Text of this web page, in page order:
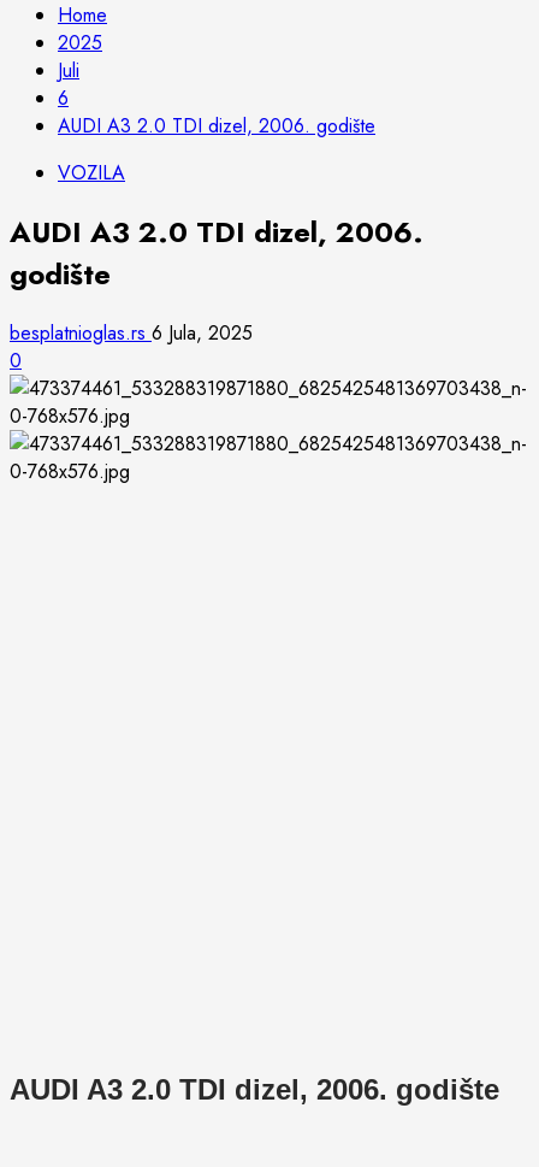
Home
2025
Juli
6
AUDI A3 2.0 TDI dizel, 2006. godište
VOZILA
AUDI A3 2.0 TDI dizel, 2006.
godište
besplatnioglas.rs 6 Jula, 2025
0
AUDI A3 2.0 TDI dizel, 2006. godište